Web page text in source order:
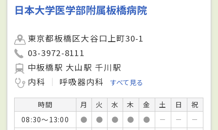
日本大学医学部附属板橋病院
東京都板橋区大谷口上町30-1
03-3972-8111
中板橋駅 大山駅 千川駅
内科
呼吸器内科 すべて見る
時間 月 火 水 木 金 土 日
祝
08:30～13:00
● ● ● ● ● － － －